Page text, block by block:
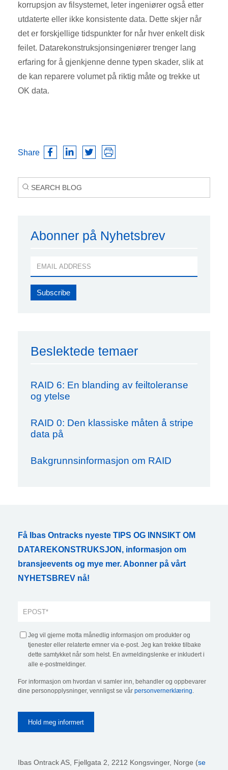
korrupsjon av filsystemet, leter ingeniører også etter
utdaterte eller ikke konsistente data. Dette skjer når
det er forskjellige tidspunkter for når hver enkelt disk
feilet. Datarekonstruksjonsingeniører trenger lang
erfaring for å gjenkjenne denne typen skader, slik at
de kan reparere volumet på riktig måte og trekke ut
OK data.
Share
Abonner på Nyhetsbrev
Beslektede temaer
RAID 6: En blanding av feiltoleranse
og ytelse
RAID 0: Den klassiske måten å stripe
data på
Bakgrunnsinformasjon om RAID
Få Ibas Ontracks nyeste TIPS OG INNSIKT OM
DATAREKONSTRUKSJON, informasjon om
bransjeevents og mye mer. Abonner på vårt
NYHETSBREV nå!
Jeg vil gjerne motta månedlig informasjon om produkter og
tjenester eller relaterte emner via e-post. Jeg kan trekke tilbake
dette samtykket når som helst. En avmeldingslenke er inkludert i
alle e-postmeldinger.
For informasjon om hvordan vi samler inn, behandler og oppbevarer
dine personopplysninger, vennligst se vår personvernerklæring.
Ibas Ontrack AS, Fjellgata 2, 2212 Kongsvinger, Norge (se